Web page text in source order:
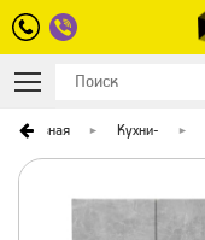
Главная Кухни-